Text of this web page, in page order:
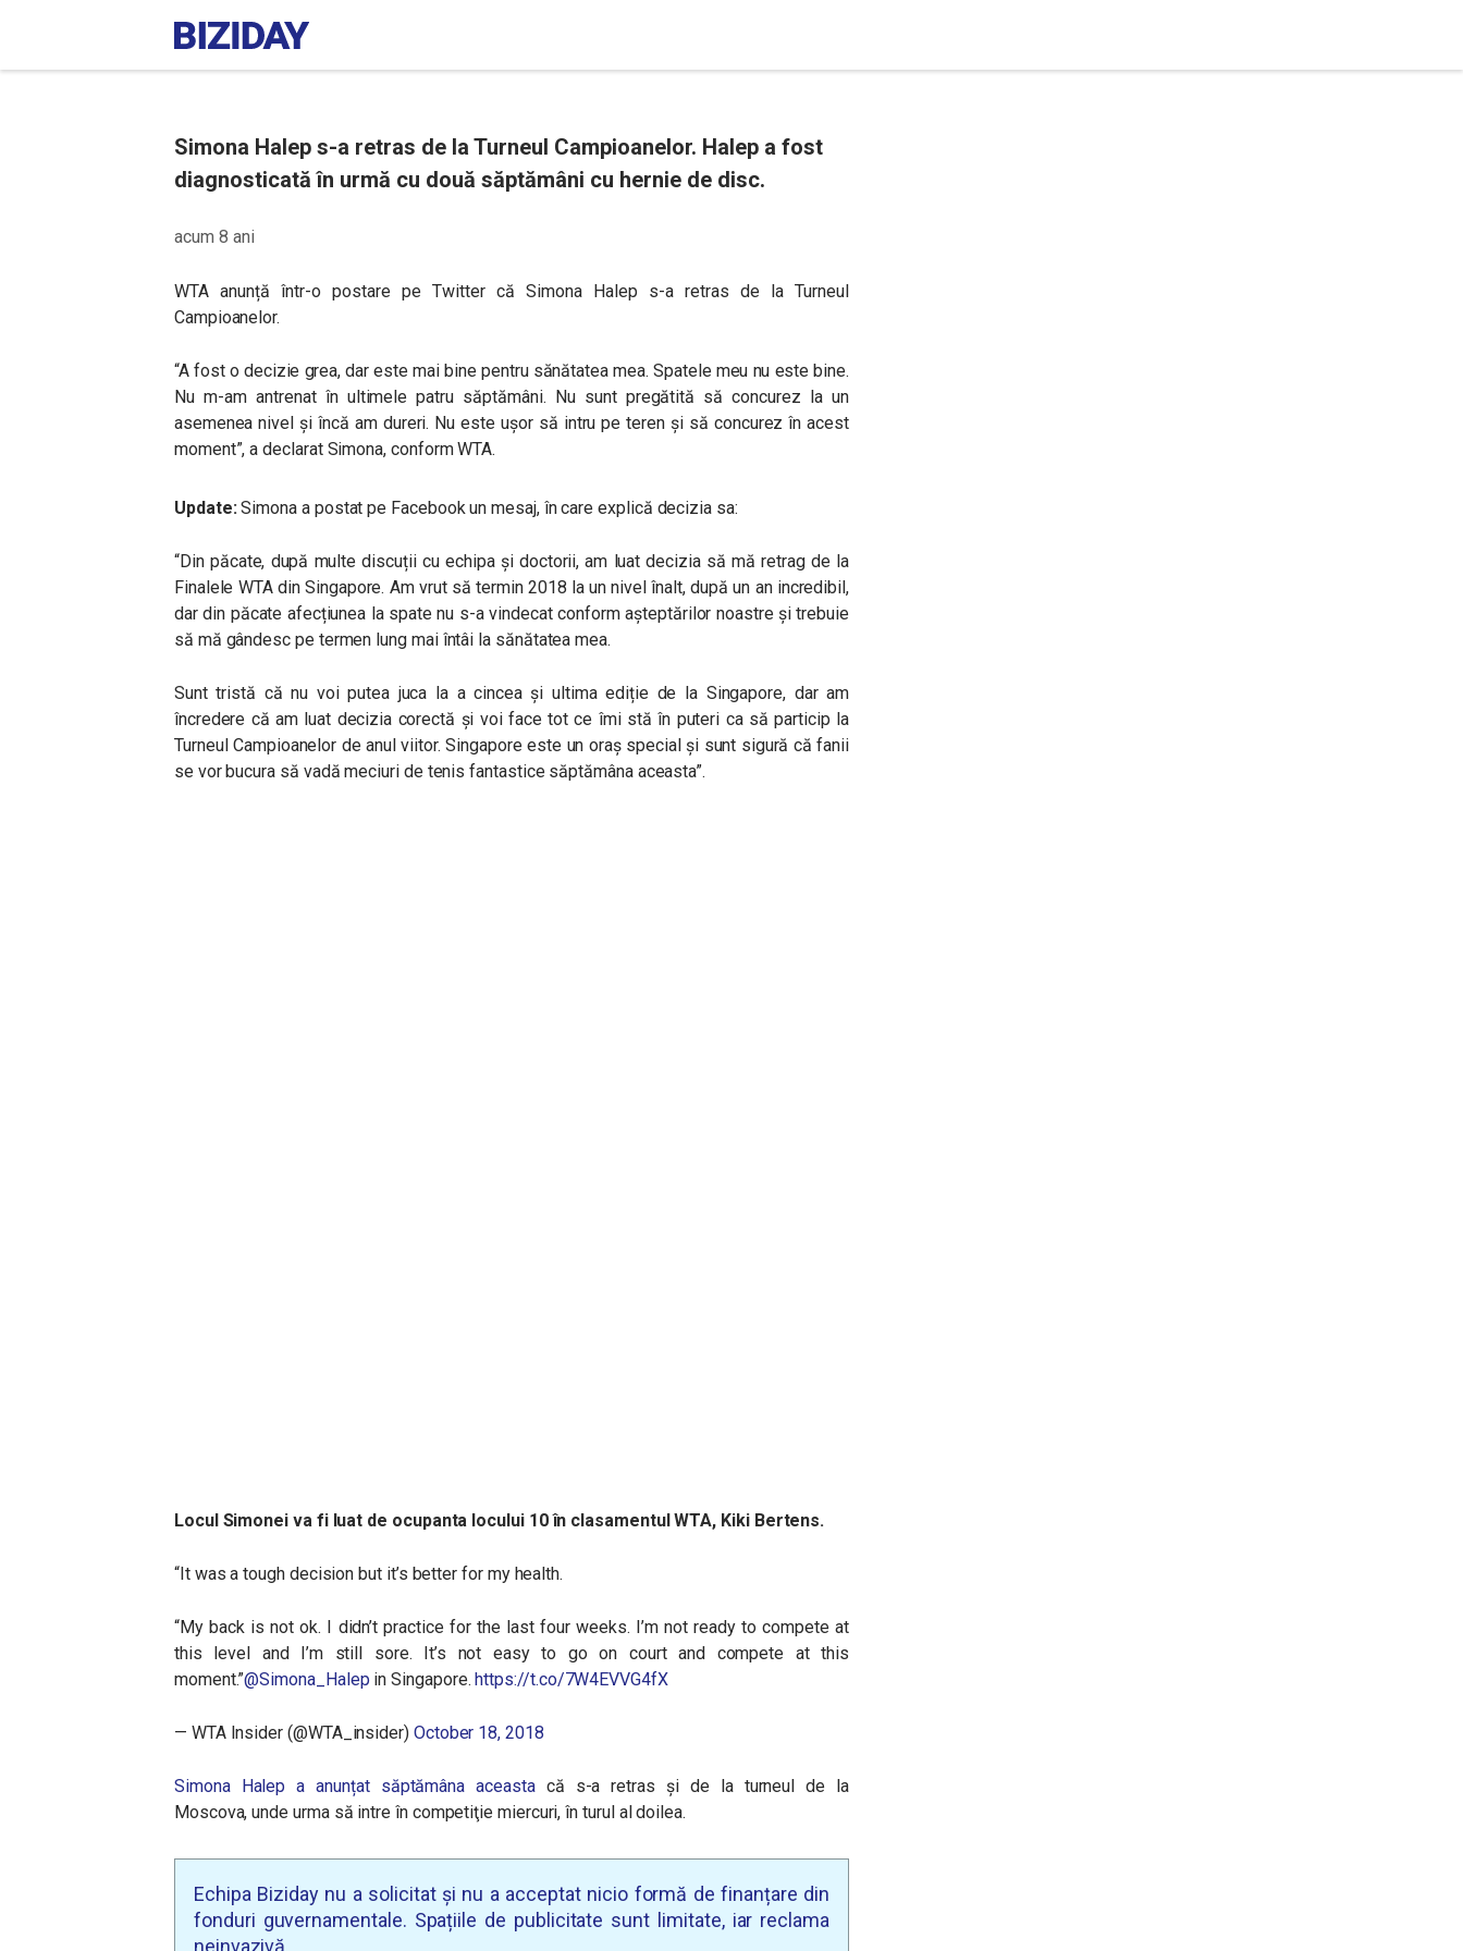
Simona Halep s-a retras de la Turneul Campioanelor. Halep a fost
diagnosticată în urmă cu două săptămâni cu hernie de disc.
acum 8 ani
WTA anunță într-o postare pe Twitter că Simona Halep s-a retras de la Turneul
Campioanelor.
“A fost o decizie grea, dar este mai bine pentru sănătatea mea. Spatele meu nu este bine.
Nu m-am antrenat în ultimele patru săptămâni. Nu sunt pregătită să concurez la un
asemenea nivel și încă am dureri. Nu este ușor să intru pe teren și să concurez în acest
moment”, a declarat Simona, conform WTA.
Update:Simona a postat pe Facebook un mesaj, în care explică decizia sa:
“Din păcate, după multe discuții cu echipa și doctorii, am luat decizia să mă retrag de la
Finalele WTA din Singapore. Am vrut să termin 2018 la un nivel înalt, după un an incredibil,
dar din păcate afecțiunea la spate nu s-a vindecat conform așteptărilor noastre și trebuie
să mă gândesc pe termen lung mai întâi la sănătatea mea.
Sunt tristă că nu voi putea juca la a cincea și ultima ediție de la Singapore, dar am
încredere că am luat decizia corectă și voi face tot ce îmi stă în puteri ca să particip la
Turneul Campioanelor de anul viitor. Singapore este un oraș special și sunt sigură că fanii
se vor bucura să vadă meciuri de tenis fantastice săptămâna aceasta”.
Locul Simonei va fi luat de ocupanta locului 10 în clasamentul WTA, Kiki Bertens.
“It was a tough decision but it’s better for my health.
“My back is not ok. I didn’t practice for the last four weeks. I’m not ready to compete at
this level and I’m still sore. It’s not easy to go on court and compete at this
moment.”@Simona_Halep in Singapore.https://t.co/7W4EVVG4fX
— WTA Insider (@WTA_insider) October 18, 2018
Simona Halep a anunțat săptămâna aceastacă s-a retras și de la turneul de la
Moscova,unde urma să intre în competiţie miercuri, în turul al doilea.
Echipa Biziday nu a solicitat și nu a acceptat nicio formă de finanțare din
fonduri guvernamentale. Spațiile de publicitate sunt limitate, iar reclama
neinvazivă.